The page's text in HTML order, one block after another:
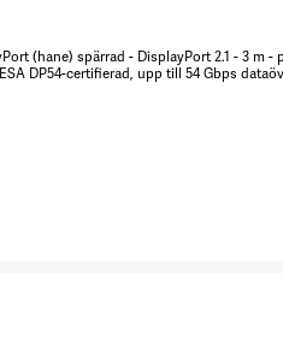
(hane) spärrad - DisplayPort 2.1 - 3 m -
DP54-certifierad, upp till 54 Gbps